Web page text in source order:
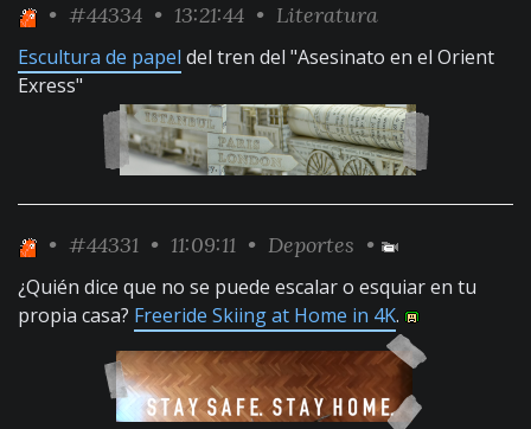
• #44334 • 13:21:44 • Literatura
Escultura de papel del tren del "Asesinato en el Orient
Exress"
• #44331 • 11:09:11 • Deportes •
¿Quién dice que no se puede escalar o esquiar en tu
propia casa? Freeride Skiing at Home in 4K.